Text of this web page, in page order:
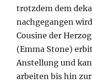
trotzdem dem
nachgegangen
Cousine der
(Emma Stone)
Anstellung und
arbeiten bis hin